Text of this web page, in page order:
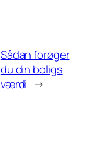
Sådan forøger
du din boligs
værdi →